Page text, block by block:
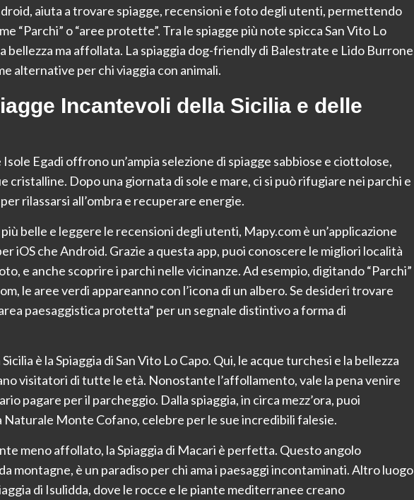
aiuta a trovare spiagge, recensioni e foto degli utenti, permettendo
“Parchi” o “aree protette”. Tra le spiagge più note spicca San Vito Lo
bellezza ma affollata. La spiaggia dog-friendly di Balestrate e Lido Burrone
alternative per chi viaggia con animali.
Incantevoli della Sicilia e delle
Isole Egadi offrono un’ampia selezione di spiagge sabbiose e ciottolose,
cristalline. Dopo una giornata di sole e mare, ci si può rifugiare nei parchi e
rilassarsi all’ombra e recuperare energie.
belle e leggere le recensioni degli utenti, Mapy.com è un’applicazione
iOS che Android. Grazie a questa app, puoi conoscere le migliori località
e anche scoprire i parchi nelle vicinanze. Ad esempio, digitando “Parchi”
le aree verdi appareanno con l’icona di un albero. Se desideri trovare
paesaggistica protetta” per un segnale distintivo a forma di
è la Spiaggia di San Vito Lo Capo. Qui, le acque turchesi e la bellezza
visitatori di tutte le età. Nonostante l’affollamento, vale la pena venire
pagare per il parcheggio. Dalla spiaggia, in circa mezz’ora, puoi
Naturale Monte Cofano, celebre per le sue incredibili falesie.
meno affollato, la Spiaggia di Macari è perfetta. Questo angolo
montagne, è un paradiso per chi ama i paesaggi incontaminati. Altro luogo
di Isulidda, dove le rocce e le piante mediterranee creano